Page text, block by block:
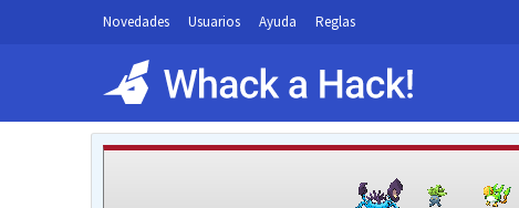
Novedades Usuarios Ayuda Reglas